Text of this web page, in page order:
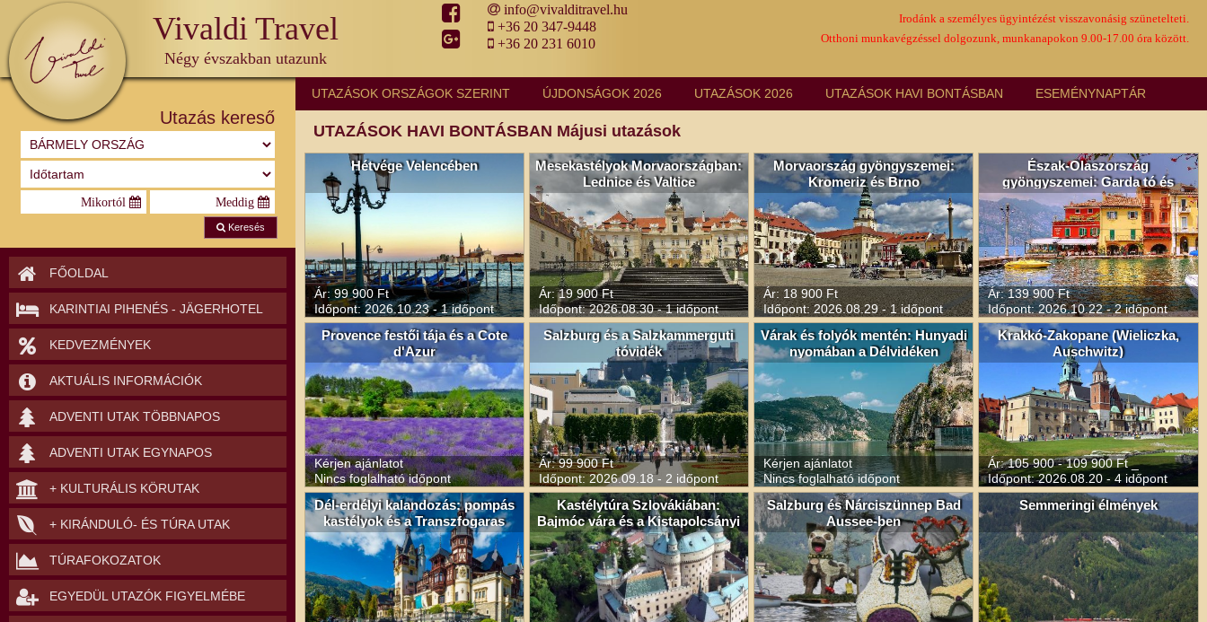
Vivaldi Travel
Négy évszakban utazunk
info@vivalditravel.hu
+36 20 347-9448
+36 20 231 6010
Irodánk a személyes ügyintézést visszavonásig szünetelteti.
Otthoni munkavégzéssel dolgozunk, munkanapokon 9.00-17.00 óra között.
Utazás kereső
Keresés
FŐOLDAL
KARINTIAI PIHENÉS - JÄGERHOTEL
KEDVEZMÉNYEK
AKTUÁLIS INFORMÁCIÓK
ADVENTI UTAK TÖBBNAPOS
ADVENTI UTAK EGYNAPOS
+ KULTURÁLIS KÖRUTAK
+ KIRÁNDULÓ- ÉS TÚRA UTAK
TÚRAFOKOZATOK
EGYEDÜL UTAZÓK FIGYELMÉBE
UTAZÁSOK ORSZÁGOK SZERINT ÚJDONSÁGOK 2026 UTAZÁSOK 2026 UTAZÁSOK HAVI BONTÁSBAN ESEMÉNYNAPTÁR
UTAZÁSOK HAVI BONTÁSBAN Májusi utazások
Hétvége Velencében
Ár: 99 900 Ft
Időpont: 2026.10.23 - 1 időpont
Mesekastélyok Morvaországban:
Lednice és Valtice
Ár: 19 900 Ft
Időpont: 2026.08.30 - 1 időpont
Morvaország gyöngyszemei:
Kromeriz és Brno
Ár: 18 900 Ft
Időpont: 2026.08.29 - 1 időpont
Észak-Olaszország
gyöngyszemei: Garda tó és
Milánó
Ár: 139 900 Ft
Időpont: 2026.10.22 - 2 időpont
Provence festői tája és a Cote
d'Azur
Kérjen ajánlatot
Nincs foglalható időpont
Salzburg és a Salzkammerguti
tóvidék
Ár: 99 900 Ft
Időpont: 2026.09.18 - 2 időpont
Várak és folyók mentén: Hunyadi
nyomában a Délvidéken
Kérjen ajánlatot
Nincs foglalható időpont
Krakkó-Zakopane (Wieliczka,
Auschwitz)
Ár: 105 900 - 109 900 Ft _
Időpont: 2026.08.20 - 4 időpont
Dél-erdélyi kalandozás: pompás
kastélyok és a Transzfogaras
Kastélytúra Szlovákiában:
Bajmóc vára és a Kistapolcsányi
kastély
Salzburg és Nárciszünnep Bad
Aussee-ben
Semmeringi élmények